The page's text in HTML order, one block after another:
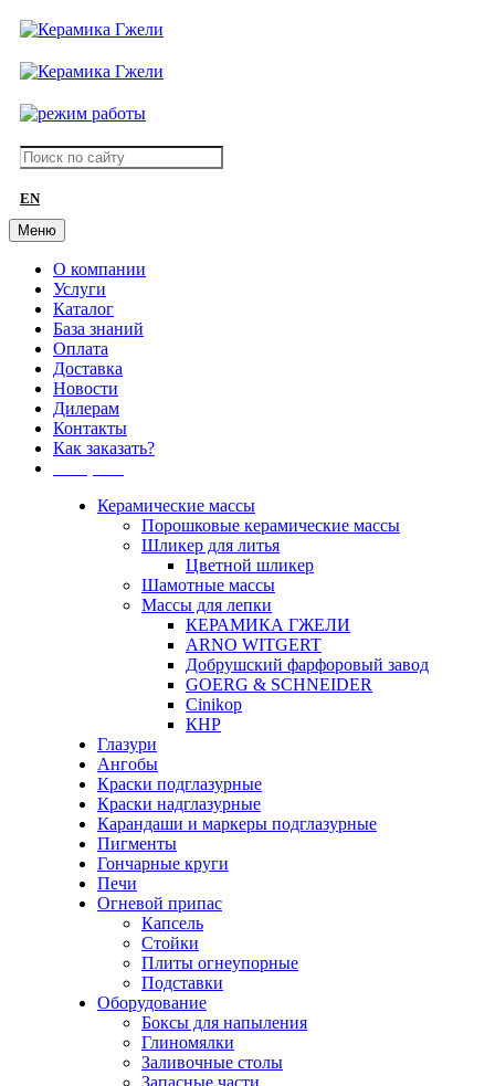
EN
Меню
О компании
Услуги
Каталог
База знаний
Оплата
Доставка
Новости
Дилерам
Контакты
Как заказать?
Керамические массы
Порошковые керамические массы
Шликер для литья
Цветной шликер
Шамотные массы
Массы для лепки
КЕРАМИКА ГЖЕЛИ
ARNO WITGERT
Добрушский фарфоровый завод
GOERG & SCHNEIDER
Cinikop
КНР
Глазури
Ангобы
Краски подглазурные
Краски надглазурные
Карандаши и маркеры подглазурные
Пигменты
Гончарные круги
Печи
Огневой припас
Капсель
Стойки
Плиты огнеупорные
Подставки
Оборудование
Боксы для напыления
Глиномялки
Заливочные столы
Запасные части